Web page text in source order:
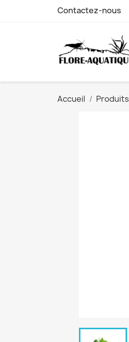
Contactez-nous
Accueil Produits